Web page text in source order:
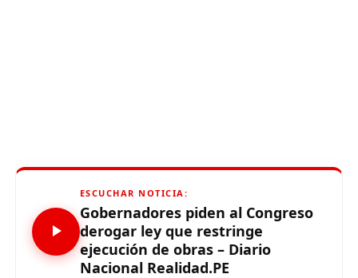
ESCUCHAR NOTICIA:
Gobernadores piden al Congreso
derogar ley que restringe
ejecución de obras – Diario
Nacional Realidad.PE